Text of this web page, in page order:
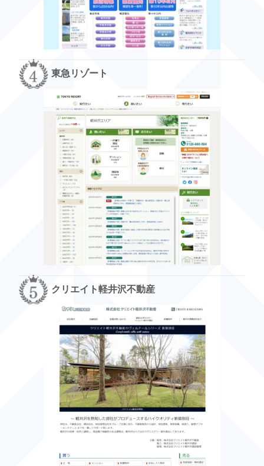
東急リゾート
クリエイト軽井沢不動産